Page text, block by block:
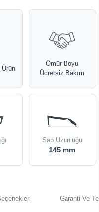
Ürün
Ömür Boyu
Ücretsiz Bakım
Sap Uzunluğu
145 mm
Garanti Ve